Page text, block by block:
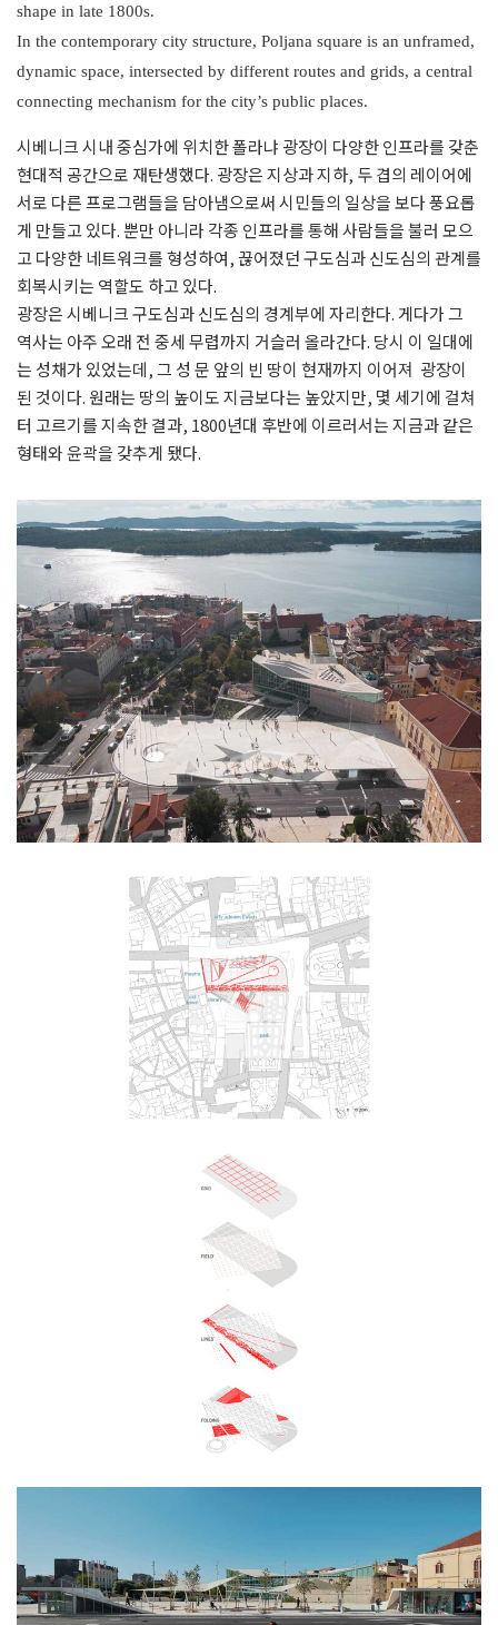
shape in late 1800s.
In the contemporary city structure, Poljana square is an unframed,
dynamic space, intersected by different routes and grids, a central
connecting mechanism for the city’s public places.
시베니크 시내 중심가에 위치한 폴라냐 광장이 다양한 인프라를 갖춘
현대적 공간으로 재탄생했다. 광장은 지상과 지하, 두 겹의 레이어에
서로 다른 프로그램들을 담아냄으로써 시민들의 일상을 보다 풍요롭
게 만들고 있다. 뿐만 아니라 각종 인프라를 통해 사람들을 불러 모으
고 다양한 네트워크를 형성하여, 끊어졌던 구도심과 신도심의 관계를
회복시키는 역할도 하고 있다.
광장은 시베니크 구도심과 신도심의 경계부에 자리한다. 게다가 그
역사는 아주 오래 전 중세 무렵까지 거슬러 올라간다. 당시 이 일대에
는 성채가 있었는데, 그 성 문 앞의 빈 땅이 현재까지 이어져 광장이
된 것이다. 원래는 땅의 높이도 지금보다는 높았지만, 몇 세기에 걸쳐
터 고르기를 지속한 결과, 1800년대 후반에 이르러서는 지금과 같은
형태와 윤곽을 갖추게 됐다.